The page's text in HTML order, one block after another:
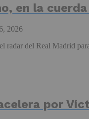
en la
2026
radar del Real Madrid
por